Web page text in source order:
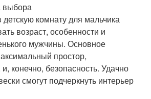
выбора
комнату для мальчика
возраст, особенности и
мужчины. Основное
простор,
конечно, безопасность. Удачно
смогут подчеркнуть интерьер